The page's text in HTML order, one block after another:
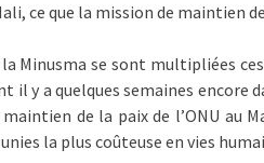
ce que la mission de maintien
Minusma se sont multipliées
il y a quelques semaines
de la paix de l’ONU au
la plus coûteuse en vies